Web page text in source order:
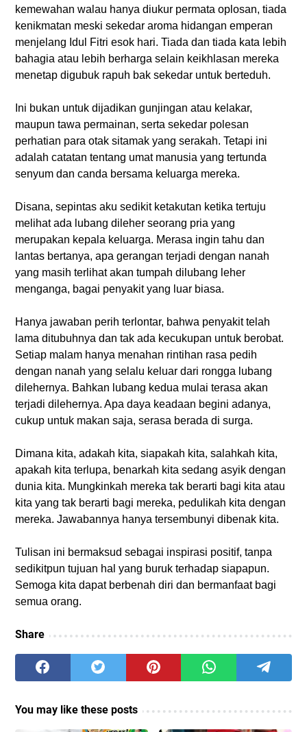
kemewahan walau hanya diukur permata oplosan, tiada
kenikmatan meski sekedar aroma hidangan emperan
menjelang Idul Fitri esok hari. Tiada dan tiada kata lebih
bahagia atau lebih berharga selain keikhlasan mereka
menetap digubuk rapuh bak sekedar untuk berteduh.
Ini bukan untuk dijadikan gunjingan atau kelakar,
maupun tawa permainan, serta sekedar polesan
perhatian para otak sitamak yang serakah. Tetapi ini
adalah catatan tentang umat manusia yang tertunda
senyum dan canda bersama keluarga mereka.
Disana, sepintas aku sedikit ketakutan ketika tertuju
melihat ada lubang dileher seorang pria yang
merupakan kepala keluarga. Merasa ingin tahu dan
lantas bertanya, apa gerangan terjadi dengan nanah
yang masih terlihat akan tumpah dilubang leher
menganga, bagai penyakit yang luar biasa.
Hanya jawaban perih terlontar, bahwa penyakit telah
lama ditubuhnya dan tak ada kecukupan untuk berobat.
Setiap malam hanya menahan rintihan rasa pedih
dengan nanah yang selalu keluar dari rongga lubang
dilehernya. Bahkan lubang kedua mulai terasa akan
terjadi dilehernya. Apa daya keadaan begini adanya,
cukup untuk makan saja, serasa berada di surga.
Dimana kita, adakah kita, siapakah kita, salahkah kita,
apakah kita terlupa, benarkah kita sedang asyik dengan
dunia kita. Mungkinkah mereka tak berarti bagi kita atau
kita yang tak berarti bagi mereka, pedulikah kita dengan
mereka. Jawabannya hanya tersembunyi dibenak kita.
Tulisan ini bermaksud sebagai inspirasi positif, tanpa
sedikitpun tujuan hal yang buruk terhadap siapapun.
Semoga kita dapat berbenah diri dan bermanfaat bagi
semua orang.
Share
You may like these posts